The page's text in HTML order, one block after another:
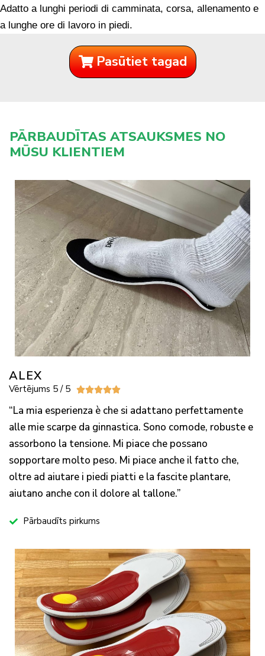
Adatto a lunghi periodi di camminata, corsa, allenamento e
a lunghe ore di lavoro in piedi.
Pasūtiet tagad
PĀRBAUDĪTAS ATSAUKSMES NO
MŪSU KLIENTIEM
ALEX
Vērtējums 5 / 5 
“La mia esperienza è che si adattano perfettamente
alle mie scarpe da ginnastica. Sono comode, robuste e
assorbono la tensione. Mi piace che possano
sopportare molto peso. Mi piace anche il fatto che,
oltre ad aiutare i piedi piatti e la fascite plantare,
aiutano anche con il dolore al tallone.”
Pārbaudīts pirkums